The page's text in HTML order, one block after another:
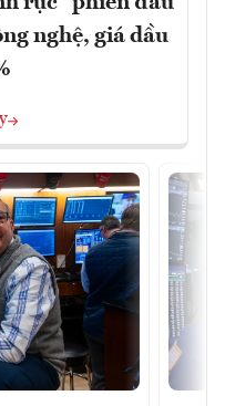
nghệ, giá dầu